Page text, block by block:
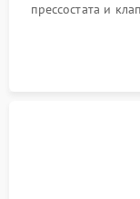
прессостата и